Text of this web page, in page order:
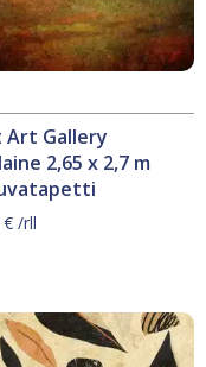
Art Gallery
2,65 x 2,7 m
€ /rll